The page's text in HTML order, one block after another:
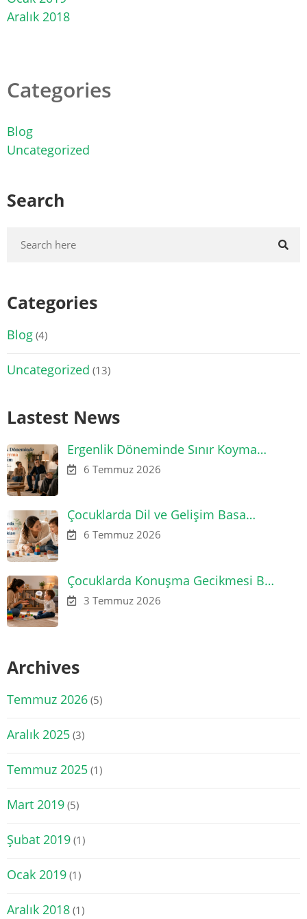
Aralık 2018
Categories
Blog
Uncategorized
Search
Categories
Blog (4)
Uncategorized (13)
Lastest News
Ergenlik Döneminde Sınır Koyma…
6 Temmuz 2026
Çocuklarda Dil ve Gelişim Basa…
6 Temmuz 2026
Çocuklarda Konuşma Gecikmesi B…
3 Temmuz 2026
Archives
Temmuz 2026 (5)
Aralık 2025 (3)
Temmuz 2025 (1)
Mart 2019 (5)
Şubat 2019 (1)
Ocak 2019 (1)
Aralık 2018 (1)